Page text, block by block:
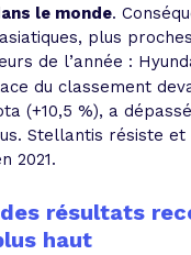
le monde.
plus
de l’année :
du classement
(+10,5 %), a
Stellantis résiste
2021.
résultats
haut